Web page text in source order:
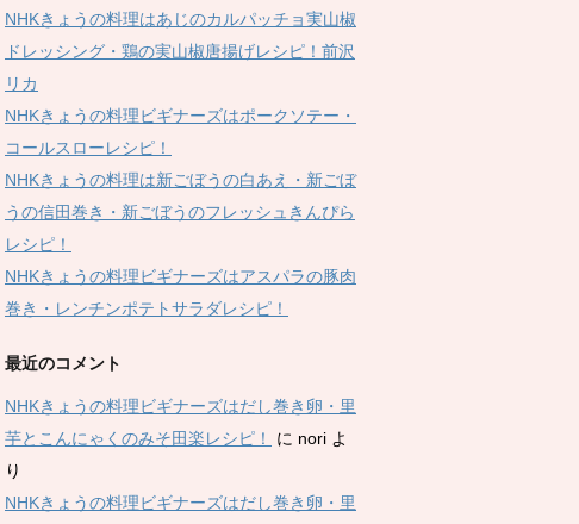
NHKきょうの料理はあじのカルパッチョ実山椒
ドレッシング・鶏の実山椒唐揚げレシピ！前沢
リカ
NHKきょうの料理ビギナーズはポークソテー・
コールスローレシピ！
NHKきょうの料理は新ごぼうの白あえ・新ごぼ
うの信田巻き・新ごぼうのフレッシュきんぴら
レシピ！
NHKきょうの料理ビギナーズはアスパラの豚肉
巻き・レンチンポテトサラダレシピ！
最近のコメント
NHKきょうの料理ビギナーズはだし巻き卵・里
芋とこんにゃくのみそ田楽レシピ！
に nori よ
り
NHKきょうの料理ビギナーズはだし巻き卵・里